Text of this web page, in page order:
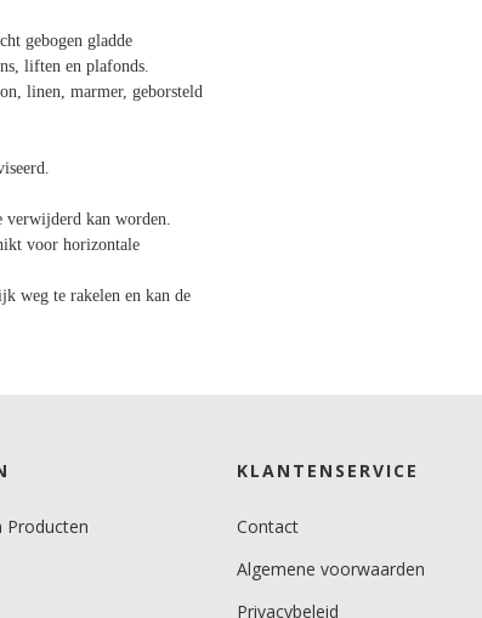
gebogen gladde
liften en plafonds.
linen, marmer, geborsteld
verwijderd kan worden.
voor horizontale
weg te rakelen en kan de
Producten
KLANTENSERVICE
Contact
Algemene voorwaarden
Privacybeleid